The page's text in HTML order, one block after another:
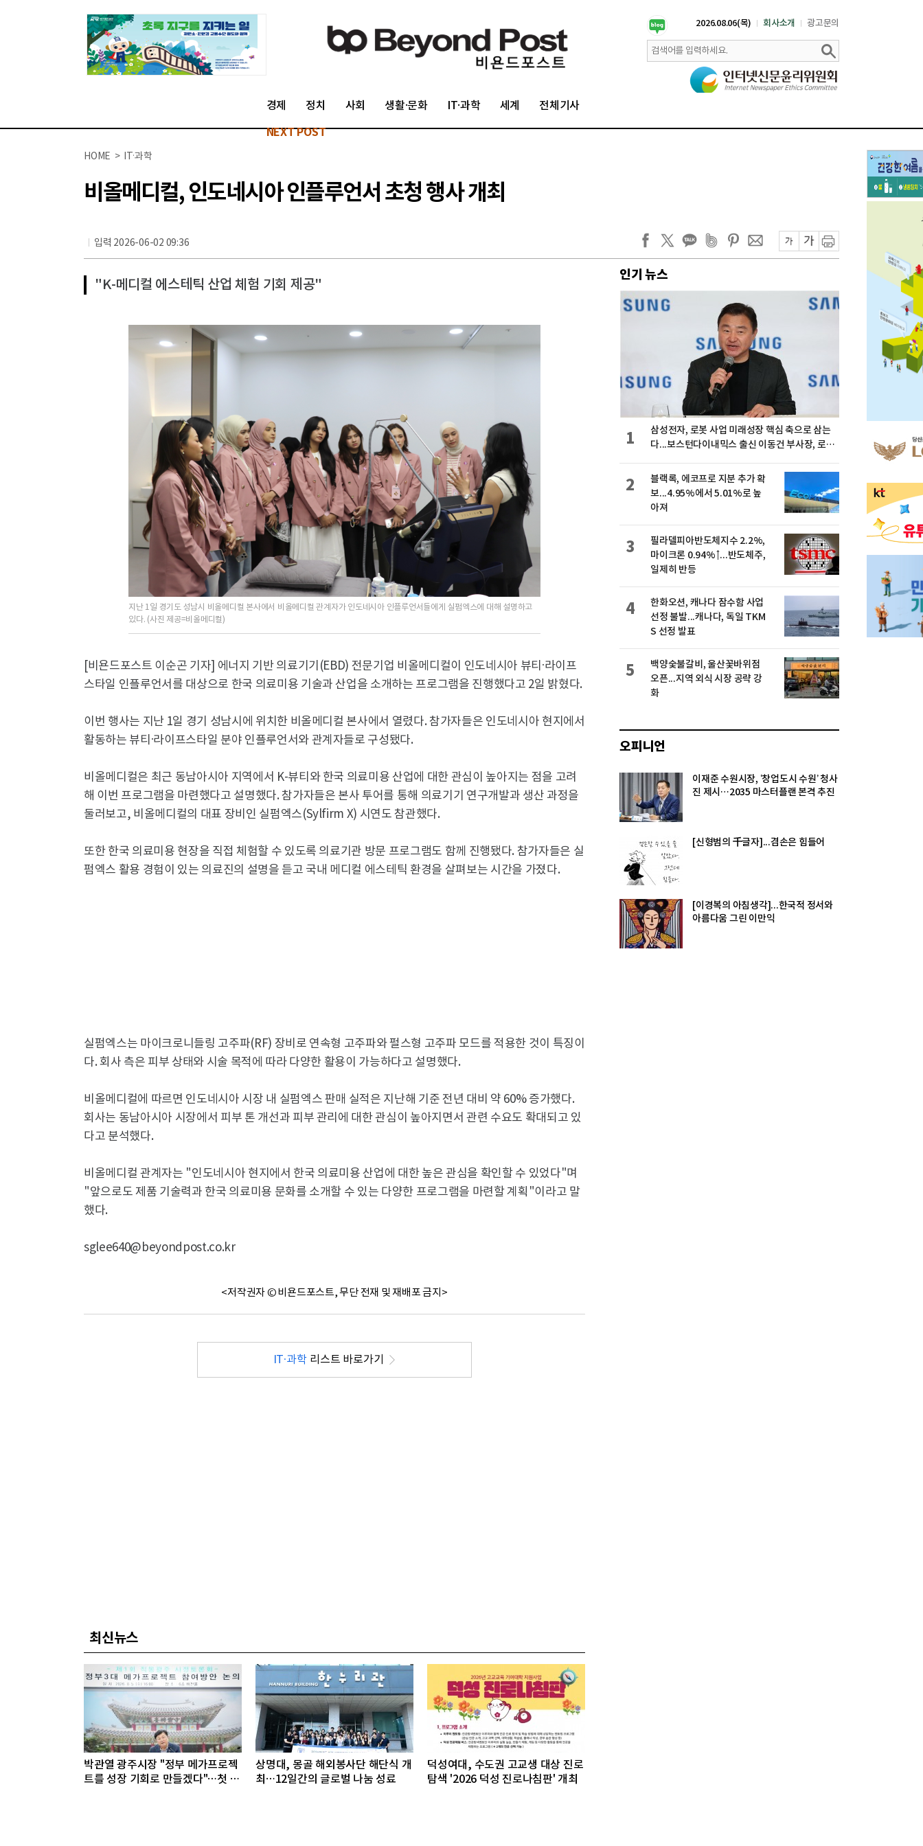
2026.08.06(목) 회사소개 광고문의
경제 정치 사회 생활·문화 IT·과학 세계 전체기사
NEXT POST
HOME > IT·과학
비올메디컬, 인도네시아 인플루언서 초청 행사 개최
입력 2026-06-02 09:36
"K-메디컬 에스테틱 산업 체험 기회 제공"
지난 1일 경기도 성남시 비올메디컬 본사에서 비올메디컬 관계자가 인도네시아 인플루언서들에게 실펌엑스에 대해 설명하고
있다. (사진 제공=비올메디컬)
[비욘드포스트 이순곤 기자] 에너지 기반 의료기기(EBD) 전문기업 비올메디컬이 인도네시아 뷰티·라이프
스타일 인플루언서를 대상으로 한국 의료미용 기술과 산업을 소개하는 프로그램을 진행했다고 2일 밝혔다.
이번 행사는 지난 1일 경기 성남시에 위치한 비올메디컬 본사에서 열렸다. 참가자들은 인도네시아 현지에서
활동하는 뷰티·라이프스타일 분야 인플루언서와 관계자들로 구성됐다.
비올메디컬은 최근 동남아시아 지역에서 K-뷰티와 한국 의료미용 산업에 대한 관심이 높아지는 점을 고려
해 이번 프로그램을 마련했다고 설명했다. 참가자들은 본사 투어를 통해 의료기기 연구개발과 생산 과정을
둘러보고, 비올메디컬의 대표 장비인 실펌엑스(Sylfirm X) 시연도 참관했다.
또한 한국 의료미용 현장을 직접 체험할 수 있도록 의료기관 방문 프로그램도 함께 진행됐다. 참가자들은 실
펌엑스 활용 경험이 있는 의료진의 설명을 듣고 국내 메디컬 에스테틱 환경을 살펴보는 시간을 가졌다.
실펌엑스는 마이크로니들링 고주파(RF) 장비로 연속형 고주파와 펄스형 고주파 모드를 적용한 것이 특징이
다. 회사 측은 피부 상태와 시술 목적에 따라 다양한 활용이 가능하다고 설명했다.
비올메디컬에 따르면 인도네시아 시장 내 실펌엑스 판매 실적은 지난해 기준 전년 대비 약 60% 증가했다.
회사는 동남아시아 시장에서 피부 톤 개선과 피부 관리에 대한 관심이 높아지면서 관련 수요도 확대되고 있
다고 분석했다.
비올메디컬 관계자는 "인도네시아 현지에서 한국 의료미용 산업에 대한 높은 관심을 확인할 수 있었다"며
"앞으로도 제품 기술력과 한국 의료미용 문화를 소개할 수 있는 다양한 프로그램을 마련할 계획"이라고 말
했다.
sglee640@beyondpost.co.kr
<저작권자 © 비욘드포스트, 무단 전재 및 재배포 금지>
IT·과학 리스트 바로가기
최신뉴스
박관열 광주시장 "정부 메가프로젝
트를 성장 기회로 만들겠다"…첫 시
상명대, 몽골 해외봉사단 해단식 개
최…12일간의 글로벌 나눔 성료
덕성여대, 수도권 고교생 대상 진로
탐색 '2026 덕성 진로나침판' 개최
인기 뉴스
삼성전자, 로봇 사업 미래성장 핵심 축으로 삼는
다...보스턴다이내믹스 출신 이동건 부사장, 로보
1
블랙록, 에코프로 지분 추가 확
보...4.95%에서 5.01%로 높
아져
2
필라델피아반도체지수 2.2%,
마이크론 0.94%↑...반도체주,
일제히 반등
3
한화오션, 캐나다 잠수함 사업
선정 불발...캐나다, 독일 TKM
S 선정 발표
4
백양숯불갈비, 울산꽃바위점
오픈...지역 외식 시장 공략 강
화
5
오피니언
이재준 수원시장, ‘창업도시 수원’ 청사
진 제시…2035 마스터플랜 본격 추진
[신형범의 千글자]...겸손은 힘들어
[이경복의 아침생각]...한국적 정서와
아름다움 그린 이만익